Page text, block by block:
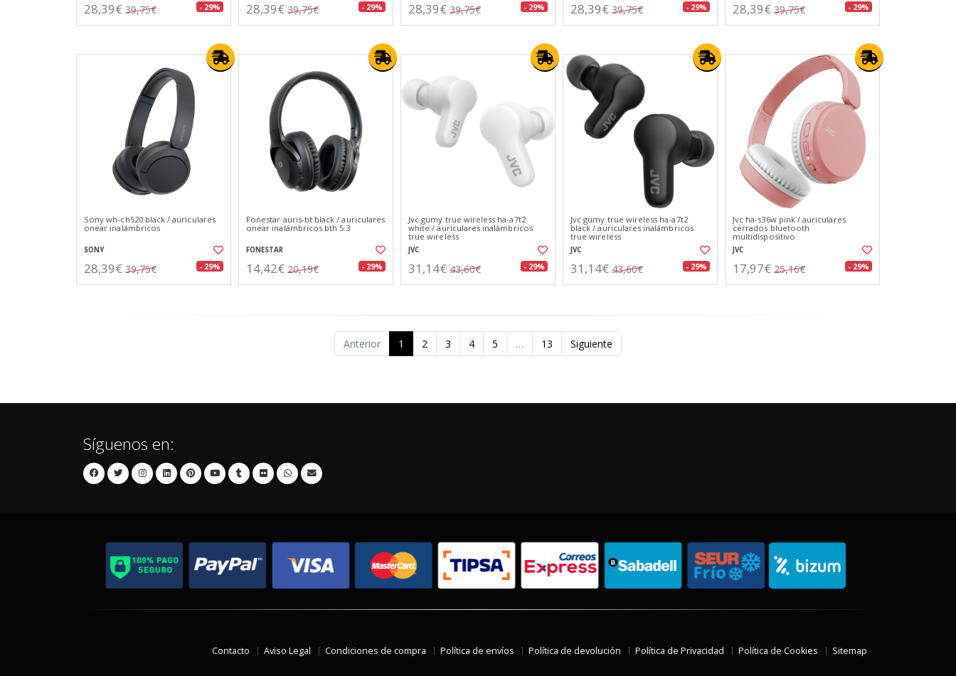
28,39€ 39,75€ - 29% 28,39€ 39,75€ - 29% 28,39€ 39,75€ - 29% 28,39€ 39,75€ - 29% 28,39€ 39,75€ - 29%
Sony wh-ch520 black / auriculares
onear inalámbricos
SONY
28,39€ 39,75€ - 29%
Fonestar auris-bt black / auriculares
onear inalámbricos bth 5.3
FONESTAR
14,42€ 20,19€ - 29%
Jvc gumy true wireless ha-a7t2
white / auriculares inalámbricos
true wireless
JVC
31,14€ 43,60€ - 29%
Jvc gumy true wireless ha-a7t2
black / auriculares inalámbricos
true wireless
JVC
31,14€ 43,60€ - 29%
Jvc ha-s36w pink / auriculares
cerrados bluetooth
multidispositivo
JVC
17,97€ 25,16€ - 29%
Anterior 1 2 3 4 5 … 13 Siguiente
Síguenos en:
Contacto Aviso Legal Condiciones de compra Política de envíos Política de devolución Política de Privacidad Política de Cookies Sitemap